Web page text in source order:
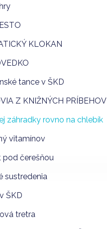
KLOKAN
tance v ŠKD
Z KNIŽNÝCH PRÍBEHOV
záhradky rovno na chlebík
vitamínov
pod čerešňou
sustredenia
ŠKD
tretra